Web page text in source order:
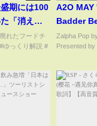
盛期には100
「消え
みんなはち
れたフードチ
ゆっくり解説 #
A2O
Badder
LTG]'
Zalpha Pop
Presented by